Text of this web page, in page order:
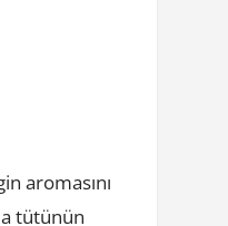
aromasını
tütünün